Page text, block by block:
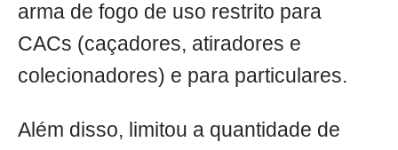
arma de fogo de uso restrito para
CACs (caçadores, atiradores e
colecionadores) e para particulares.
Além disso, limitou a quantidade de